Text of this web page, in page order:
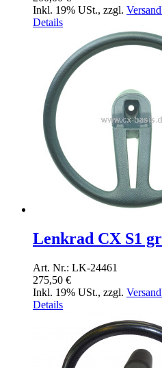
Inkl. 19% USt., zzgl.
Details
Lenkrad CX S1
Art. Nr.: LK-24461
275,50 €
Inkl. 19% USt., zzgl.
Details